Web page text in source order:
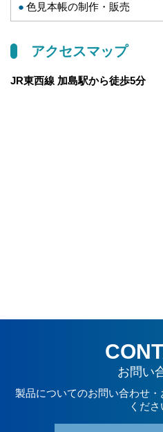
色見本帳の制作・販売
アクセスマップ
JR東西線 加島駅から徒歩5分
お問い
製品についてのお問い合わせ
くださ